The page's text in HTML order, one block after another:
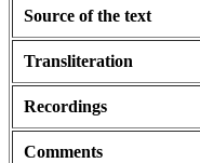
Source of the text
Transliteration
Recordings
Comments